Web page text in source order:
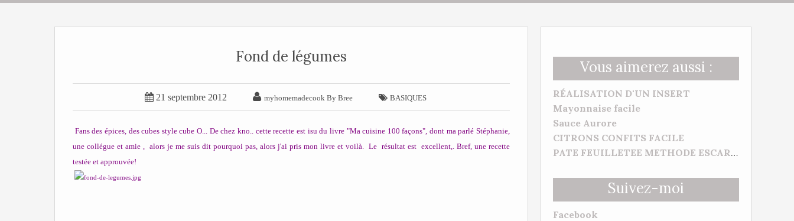
Vous aimerez aussi :
RÉALISATION D'UN INSERT
Mayonnaise facile
Sauce Aurore
CITRONS CONFITS FACILE
PATE FEUILLETEE METHODE ESCARGOT
Suivez-moi
Facebook
Fond de légumes
 21 septembre 2012  myhomemadecook By Bree  BASIQUES
Fans des épices, des cubes style cube O... De chez kno.. cette recette est isu du livre "Ma cuisine 100 façons", dont ma parlé Stéphanie,
une collégue et amie , alors je me suis dit pourquoi pas, alors j'ai pris mon livre et voilà. Le résultat est excellent,. Bref, une recette
testée et approuvée!